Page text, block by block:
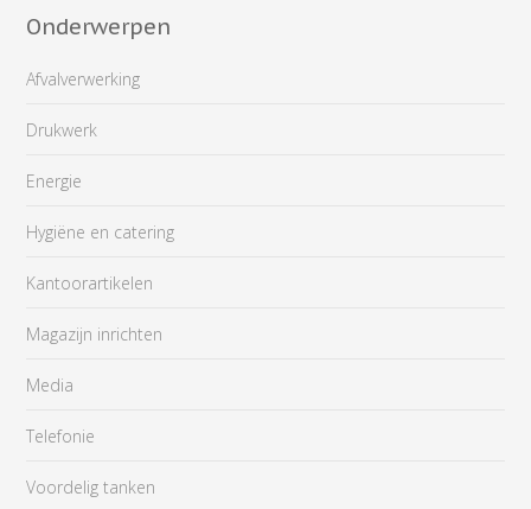
Onderwerpen
Afvalverwerking
Drukwerk
Energie
Hygiëne en catering
Kantoorartikelen
Magazijn inrichten
Media
Telefonie
Voordelig tanken